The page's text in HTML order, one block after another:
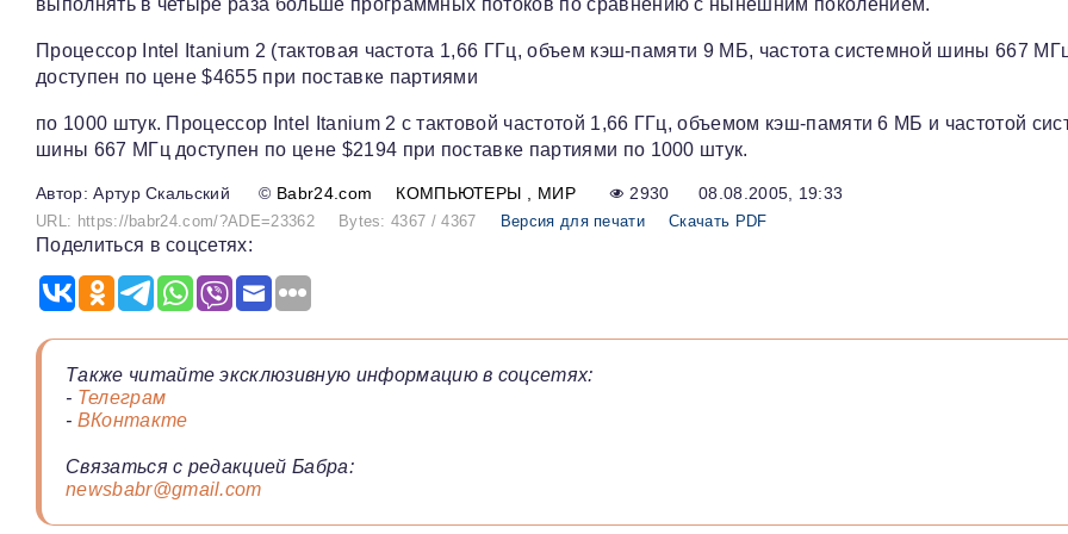
выполнять в четыре раза больше программных потоков по сравнению с нынешним поколением.
Процессор Intel Itanium 2 (тактовая частота 1,66 ГГц, объем кэш-памяти 9 MБ, частота системной шины 667
доступен по цене $4655 при поставке партиями
по 1000 штук. Процессор Intel Itanium 2 с тактовой частотой 1,66 ГГц, объемом кэш-памяти 6 MБ и частотой
шины 667 МГц доступен по цене $2194 при поставке партиями по 1000 штук.
Артур Скальский © Babr24.com КОМПЬЮТЕРЫ МИР 2930 08.08.2005, 19:33
URL: https://babr24.com/?ADE=23362 Bytes: 4367 / 4367 Версия для печати Скачать PDF
Поделиться в соцсетях:
Также читайте эксклюзивную информацию в соцсетях:
- Телеграм
- ВКонтакте
Связаться с редакцией Бабра:
newsbabr@gmail.com